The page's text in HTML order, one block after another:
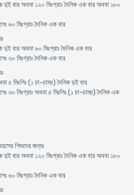
দুই বার অথবা ১২০ মিঃগ্রাঃ দৈনিক এক বার অথবা ১৮০
৬০ মিঃগ্রাঃ দৈনিক এক বার
দুই বার অথবা ৬০ মিঃগ্রাঃ দৈনিক এক বার
৩০ মিঃগ্রাঃ দৈনিক এক বার
৫ মিঃলিঃ (১ চা-চামচ) দৈনিক দুই বার
৩০ মিঃগ্রাঃ অথবা ৫ মিঃলিঃ (১ চা-চামচ) দৈনিক এক
শিশুদের জন্যঃ
দুই বার অথবা ১২০ মিঃগ্রাঃ দৈনিক এক বার অথবা ১৮০
৬০ মিঃগ্রাঃ দৈনিক এক বার